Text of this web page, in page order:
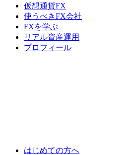
仮想通貨FX
使うべきFX会社
FXを学ぶ
リアル資産運用
プロフィール
はじめての方へ